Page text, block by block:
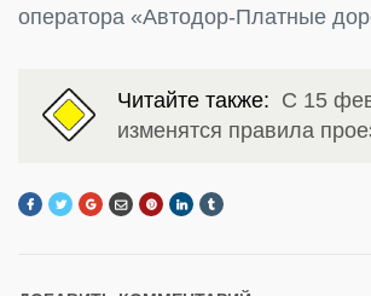
оператора «Автодор-Платные
Читайте также: С 15
изменятся правила